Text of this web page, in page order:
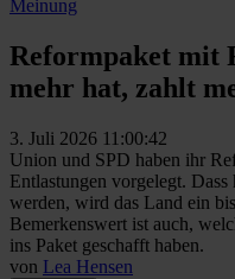
Meinung
Reformpaket mit
mehr hat, zahlt
3. Juli 2026 11:00:42
Union und SPD haben ihr
Entlastungen vorgelegt.
werden, wird das Land ein
Bemerkenswert ist auch,
ins Paket geschafft haben.
von Lea Hensen